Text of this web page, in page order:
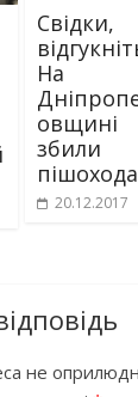
Свідки,
На
овщині
збили
пішохода
20.12.2017
не